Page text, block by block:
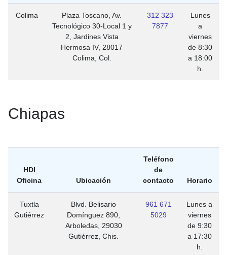
Colima
Plaza Toscano, Av.
Tecnológico 30-Local 1 y
2, Jardines Vista
Hermosa IV, 28017
Colima, Col.
312 323
7877
Lunes
a
viernes
de 8:30
a 18:00
h.
Chiapas
HDI
Oficina
Ubicación
Teléfono
de
contacto
Horario
Tuxtla
Gutiérrez
Blvd. Belisario
Domínguez 890,
Arboledas, 29030
Gutiérrez, Chis.
961 671
5029
Lunes a
viernes
de 9:30
a 17:30
h.